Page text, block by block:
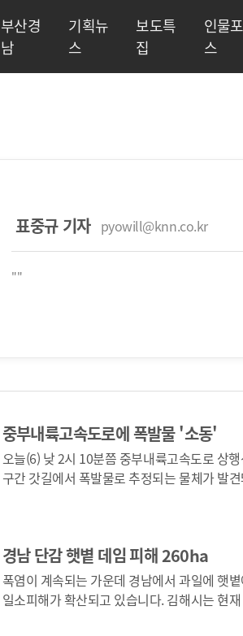
부산경
남
기획뉴
스
보도특
집
인물
스
표중규 기자 pyowill@knn.co.kr
""
중부내륙고속도로에 폭발물 '소동'
오늘(6) 낮 2시 10분쯤 중부내륙고속도로 상
구간 갓길에서 폭발물로 추정되는 물체가 발
현장확인한 결과 위험성이 없는 연습용 모의
이용객들이 큰 불편을 겪었습니다.
경남 단감 햇볕 데임 피해 260ha
폭염이 계속되는 가운데 경남에서 과일에 햇
일소피해가 확산되고 있습니다. 김해시는 현재 진영일대를
포함한 단감과수농가들에서 260ha 가량의 단